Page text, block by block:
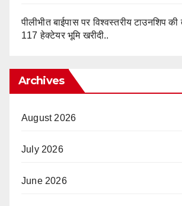
पीलीभीत बाईपास पर विश्वस्तरीय टाउनशिप
117 हेक्टेयर भूमि खरीदी..
Archives
August 2026
July 2026
June 2026